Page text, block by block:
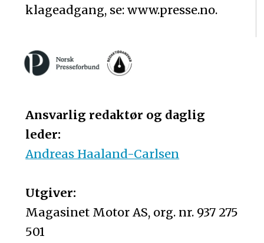
klageadgang, se: www.presse.no.
Ansvarlig redaktør og daglig
leder:
Andreas Haaland-Carlsen
Utgiver:
Magasinet Motor AS, org. nr. 937 275
501